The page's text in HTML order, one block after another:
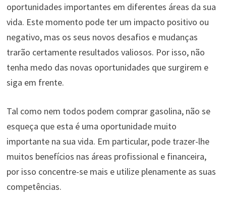
oportunidades importantes em diferentes áreas da sua
vida. Este momento pode ter um impacto positivo ou
negativo, mas os seus novos desafios e mudanças
trarão certamente resultados valiosos. Por isso, não
tenha medo das novas oportunidades que surgirem e
siga em frente.
Tal como nem todos podem comprar gasolina, não se
esqueça que esta é uma oportunidade muito
importante na sua vida. Em particular, pode trazer-lhe
muitos benefícios nas áreas profissional e financeira,
por isso concentre-se mais e utilize plenamente as suas
competências.